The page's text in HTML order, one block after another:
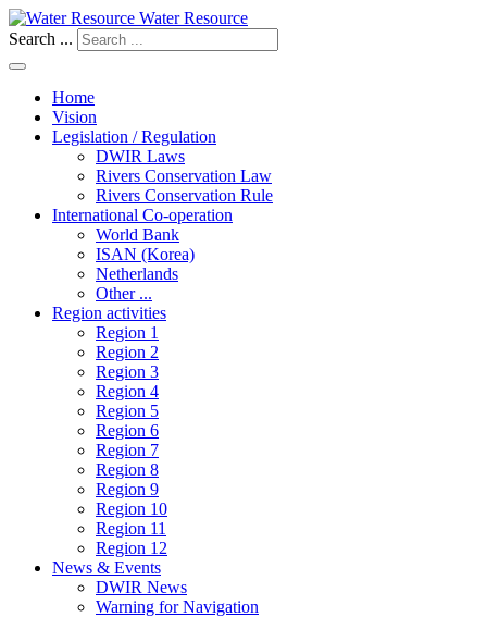
Water Resource
Search ...
Home
Vision
Legislation / Regulation
DWIR Laws
Rivers Conservation Law
Rivers Conservation Rule
International Co-operation
World Bank
ISAN (Korea)
Netherlands
Other ...
Region activities
Region 1
Region 2
Region 3
Region 4
Region 5
Region 6
Region 7
Region 8
Region 9
Region 10
Region 11
Region 12
News & Events
DWIR News
Warning for Navigation